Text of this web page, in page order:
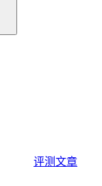
评测文章